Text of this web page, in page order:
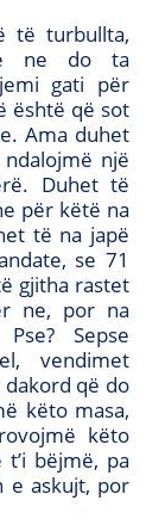
të turbullta,
ne do ta
gati për
është që sot
Ama duhet
një
Duhet të
për këtë na
të na japë
se 71
gjitha rastet
ne, por na
Sepse
vendimet
që do
këto masa,
këto
bëjmë, pa
e askujt, por